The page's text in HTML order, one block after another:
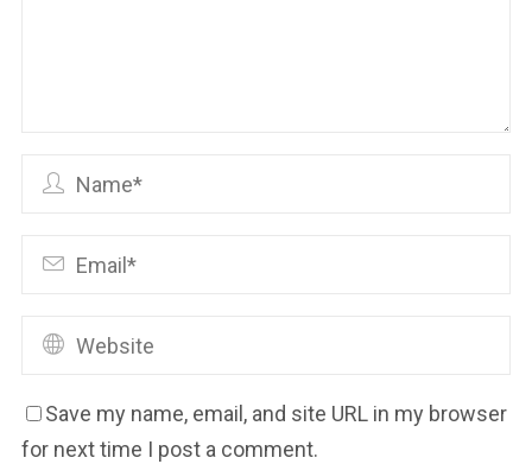
Save my name, email, and site URL in my browser
for next time I post a comment.